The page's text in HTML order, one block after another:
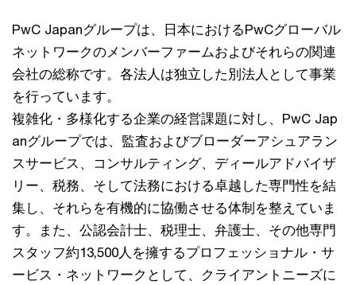
PwC Japanグループは、日本におけるPwCグローバル
ネットワークのメンバーファームおよびそれらの関連
会社の総称です。各法人は独立した別法人として事業
を行っています。
複雑化・多様化する企業の経営課題に対し、PwC Jap
anグループでは、監査およびブローダーアシュアラン
スサービス、コンサルティング、ディールアドバイザ
リー、税務、そして法務における卓越した専門性を結
集し、それらを有機的に協働させる体制を整えていま
す。また、公認会計士、税理士、弁護士、その他専門
スタッフ約13,500人を擁するプロフェッショナル・サ
ービス・ネットワークとして、クライアントニーズに